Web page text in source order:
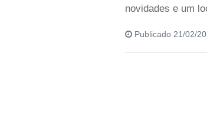
novidades e um
Publicado 21/02/